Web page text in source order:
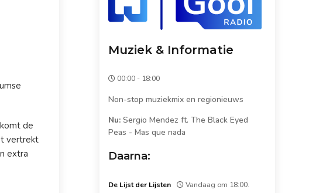
de
vertrekt
extra
Muziek & Informatie
00:00 - 18:00
Non-stop muziekmix en regionieuws
Nu: Sergio Mendez ft. The Black Eyed
Peas - Mas que nada
Daarna:
De Lijst der Lijsten Vandaag om 18:00.